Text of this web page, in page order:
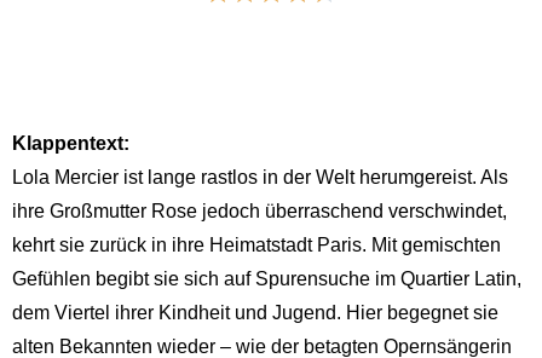
Klappentext:
Lola Mercier ist lange rastlos in der Welt herumgereist. Als
ihre Großmutter Rose jedoch überraschend verschwindet,
kehrt sie zurück in ihre Heimatstadt Paris. Mit gemischten
Gefühlen begibt sie sich auf Spurensuche im Quartier Latin,
dem Viertel ihrer Kindheit und Jugend. Hier begegnet sie
alten Bekannten wieder – wie der betagten Opernsängerin